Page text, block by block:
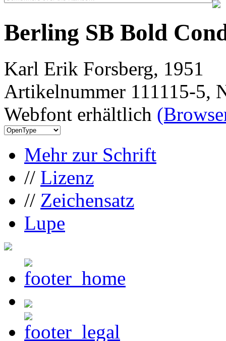
Berling SB Bold
Karl Erik Forsberg, 1951
Artikelnummer 111115-5,
Webfont erhältlich
Mehr zur Schrift
// Lizenz
// Zeichensatz
Lupe